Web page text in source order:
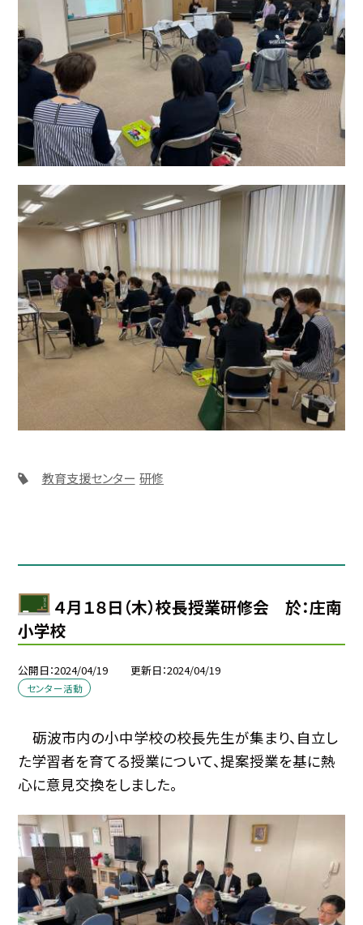
教育支援センター 研修
４月１８日（木）校長授業研修会 於：庄南
小学校
公開日 2024/04/19 更新日 2024/04/19
センター活動
砺波市内の小中学校の校長先生が集まり、自立し
た学習者を育てる授業について、提案授業を基に熱
心に意見交換をしました。